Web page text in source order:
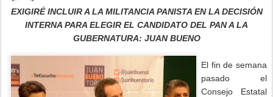
EXIGIRÉ INCLUIR A LA MILITANCIA PANISTA EN LA DECISIÓN
INTERNA PARA ELEGIR EL CANDIDATO DEL PAN A LA
GUBERNATURA: JUAN BUENO
El fin de semana
pasado el
Consejo Estatal